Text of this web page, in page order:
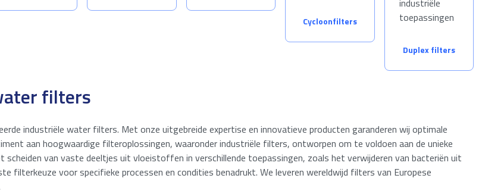
Cycloonfilters
Duplex filters
filters
industriële water filters. Met onze uitgebreide expertise en innovatieve producten garanderen wij optimale
aan hoogwaardige filteroplossingen, waaronder industriële filters, ontworpen om te voldoen aan de unieke
van vaste deeltjes uit vloeistoffen in verschillende toepassingen, zoals het verwijderen van bacteriën uit
filterkeuze voor specifieke processen en condities benadrukt. We leveren wereldwijd filters van Europese